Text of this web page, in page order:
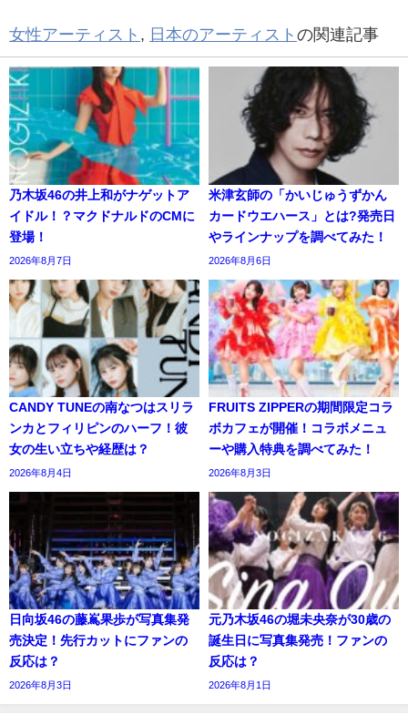
女性アーティスト , 日本のアーティスト の関連記事
乃木坂46の井上和がナゲットア
イドル！？マクドナルドのCMに
登場！
2026年8月7日
米津玄師の「かいじゅうずかん
カードウエハース」とは?発売日
やラインナップを調べてみた！
2026年8月6日
CANDY TUNEの南なつはスリラ
ンカとフィリピンのハーフ！彼
女の生い立ちや経歴は？
2026年8月4日
FRUITS ZIPPERの期間限定コラ
ボカフェが開催！コラボメニュ
ーや購入特典を調べてみた！
2026年8月3日
日向坂46の藤嶌果歩が写真集発
売決定！先行カットにファンの
反応は？
2026年8月3日
元乃木坂46の堀未央奈が30歳の
誕生日に写真集発売！ファンの
反応は？
2026年8月1日